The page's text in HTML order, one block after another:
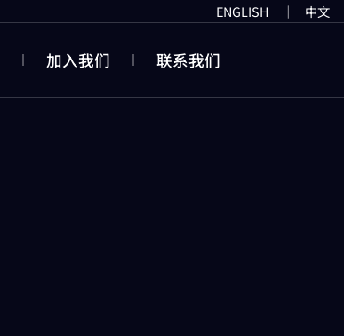
ENGLISH ｜ 中文
加入我们 联系我们